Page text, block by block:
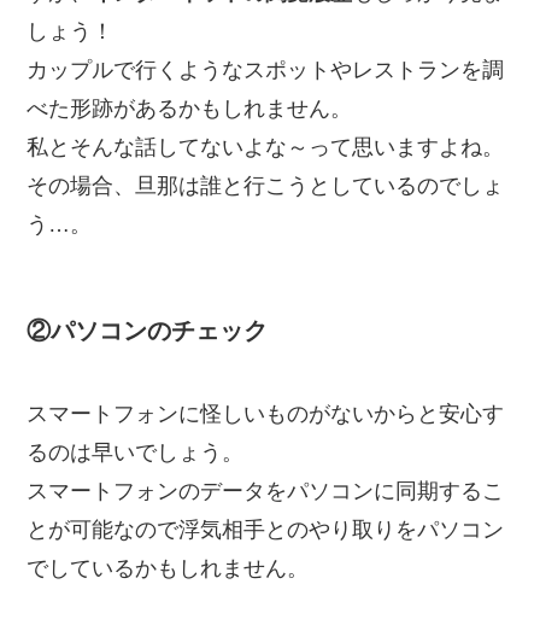
しょう！
カップルで行くようなスポットやレストランを調
べた形跡があるかもしれません。
私とそんな話してないよな～って思いますよね。
その場合、旦那は誰と行こうとしているのでしょ
う…。
②パソコンのチェック
スマートフォンに怪しいものがないからと安心す
るのは早いでしょう。
スマートフォンのデータをパソコンに同期するこ
とが可能なので浮気相手とのやり取りをパソコン
でしているかもしれません。